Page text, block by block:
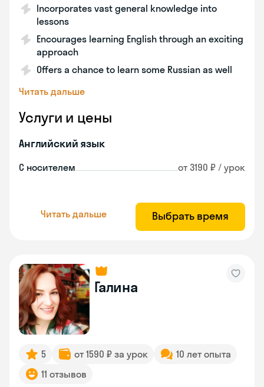
Incorporates vast general knowledge into
lessons
Encourages learning English through an exciting
approach
Offers a chance to learn some Russian as well
Читать дальше
Услуги и цены
Английский язык
С носителем от 3190 ₽ / урок
Читать дальше Выбрать время
Галина
5 от 1590 ₽ за урок
10 лет опыта
11 отзывов